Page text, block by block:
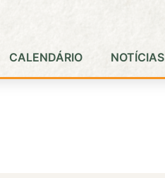
CALENDÁRIO NOTÍCIAS